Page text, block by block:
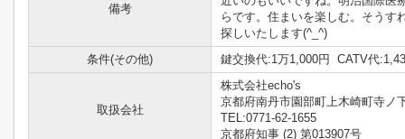
備考
らです。住まいを楽しむ。そうす
探しいたします(^_^)
条件(その他)
鍵交換代:1万1,000円 CATV代
取扱会社
株式会社echo's
京都府南丹市園部町上木崎町寺ノ
TEL:0771-62-1655
京都府知事 (2) 第013907号